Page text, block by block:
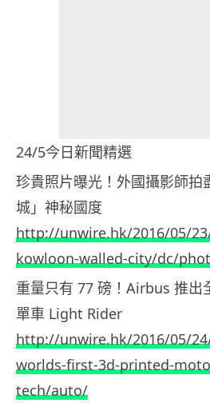
24/5今日新聞精選
珍貴照片曝光！外國攝影師拍
城」神秘國度
http://unwire.hk/2016/05/
kowloon-walled-city/dc/
重量只有 77 磅！Airbus 推出
單車 Light Rider
http://unwire.hk/2016/05/
worlds-first-3d-printed-
tech/auto/